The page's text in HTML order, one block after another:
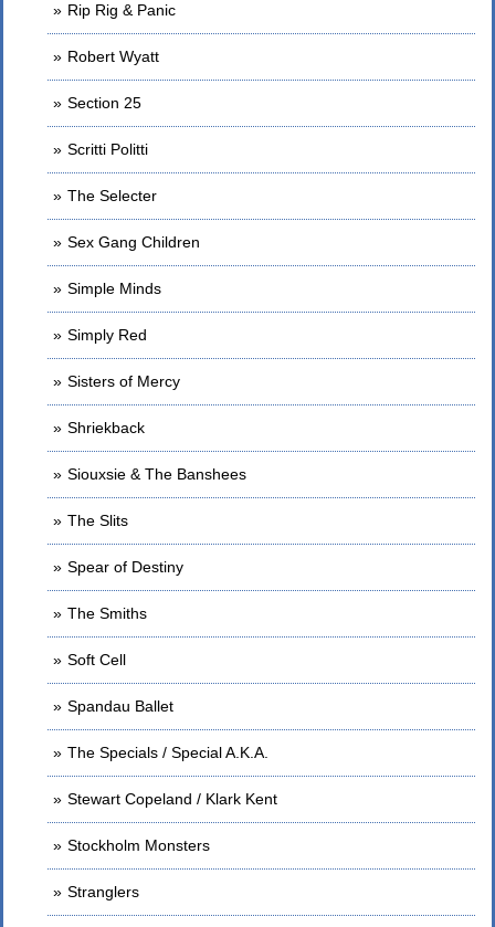
Rip Rig & Panic
Robert Wyatt
Section 25
Scritti Politti
The Selecter
Sex Gang Children
Simple Minds
Simply Red
Sisters of Mercy
Shriekback
Siouxsie & The Banshees
The Slits
Spear of Destiny
The Smiths
Soft Cell
Spandau Ballet
The Specials / Special A.K.A.
Stewart Copeland / Klark Kent
Stockholm Monsters
Stranglers